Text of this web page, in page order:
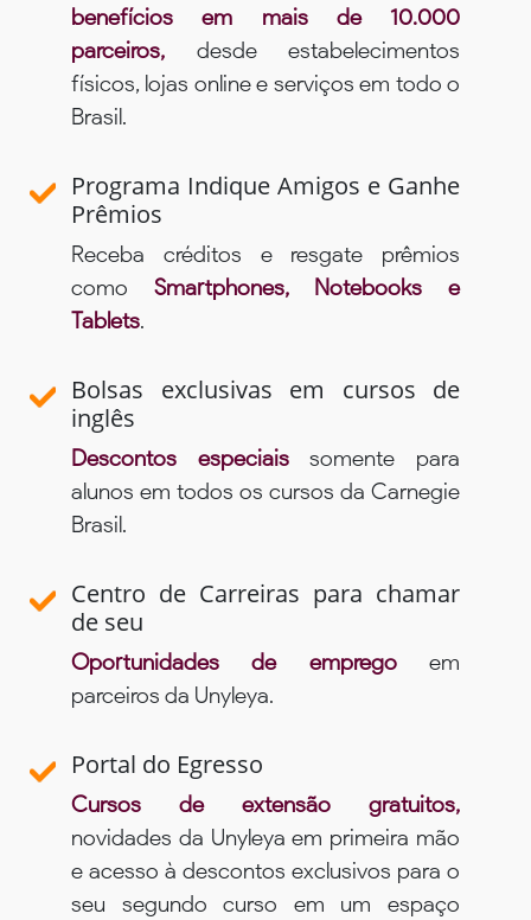
benefícios em mais de 10.000
parceiros, desde estabelecimentos
físicos, lojas online e serviços em todo o
Brasil.
Programa Indique Amigos e Ganhe
Prêmios
Receba créditos e resgate prêmios
como Smartphones, Notebooks e
Tablets.
Bolsas exclusivas em cursos de
inglês
Descontos especiaissomente para
alunos em todos os cursos da Carnegie
Brasil.
Centro de Carreiras para chamar
de seu
Oportunidades de empregoem
parceiros da Unyleya.
Portal do Egresso
Cursos de extensão gratuitos,
novidades da Unyleya em primeira mão
e acesso à descontos exclusivos para o
seu segundo curso em um espaço